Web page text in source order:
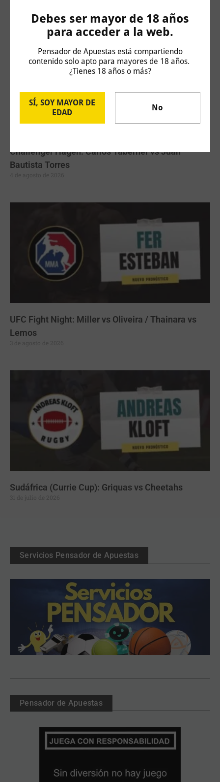
Debes ser mayor de 18 años
para acceder a la web.
Pensador de Apuestas está compartiendo
contenido solo apto para mayores de 18 años.
¿Tienes 18 años o más?
SÍ, SOY MAYOR DE
EDAD
No
Challenger Hagen: Carlos Taberner vs Juan
Bautista Torres
UFC Fight Night: Miller vs Oliveira / Thainara vs
Lemos
Sudáfrica (Currie Cup): Griquas vs Cheetahs
Servicios Pensador de Apuestas
Pensador de Apuestas